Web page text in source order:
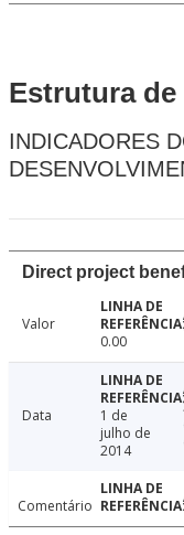
Estrutura
INDICADORES
Direct project
Valor
0.00
Data
1 de
julho de
2014
Comentário